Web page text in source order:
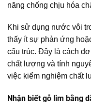
năng chống chịu hóa
Khi sử dụng nước vôi
thấy ít sự phản ứng
cấu trúc. Đây là cách
chất lượng và tính
việc kiểm nghiệm chất
Nhận biết gỗ lim bằng